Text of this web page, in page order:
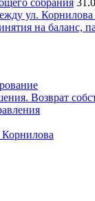
ул.
на баланс,
Возврат